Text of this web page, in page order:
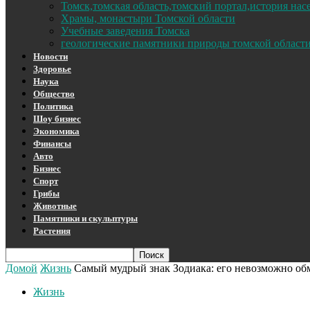
Томск,томская область,томский портал,история
Храмы, монастыри Томской области
Учебные заведения Томска
геологические памятники природы томской области
Новости
Здоровье
Наука
Общество
Политика
Шоу бизнес
Экономика
Финансы
Авто
Бизнес
Спорт
Грибы
Животные
Памятники и скульптуры
Растения
Домой Жизнь Самый мудрый знак Зодиака: его невозможно
Жизнь